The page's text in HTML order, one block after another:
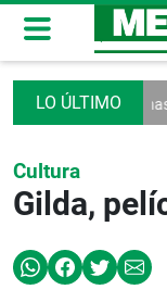
a Vinícius hasta
Cultura
Gilda,